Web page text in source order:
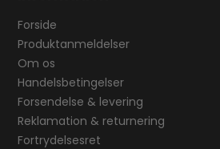
Forside
Produktanmeldelser
Om os
Handelsbetingelser
Forsendelse & levering
Reklamation & returnering
Fortrydelsesret